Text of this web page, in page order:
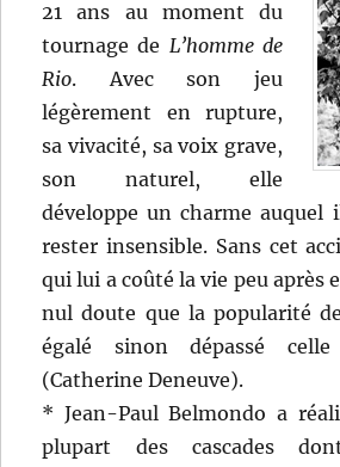
21 ans au moment du
tournage de L’homme de
Rio. Avec son jeu
légèrement en rupture,
sa vivacité, sa voix grave,
son naturel, elle
développe un charme
rester insensible. Sans cet
qui lui a coûté la vie peu après
nul doute que la popularité
égalé sinon dépassé
(Catherine Deneuve).
* Jean-Paul Belmondo a
plupart des cascades